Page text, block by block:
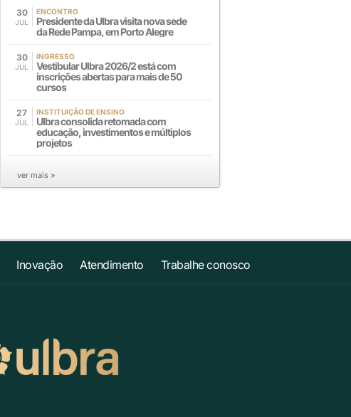
30
JUL
ENCONTRO
Presidente da Ulbra visita nova sede
da Rede Pampa, em Porto Alegre
30
JUL
INGRESSO
Vestibular Ulbra 2026/2 está com
inscrições abertas para mais de 50
cursos
27
JUL
INSTITUIÇÃO DE ENSINO
Ulbra consolida retomada com
educação, investimentos e múltiplos
projetos
ver mais »
Inovação Atendimento Trabalhe conosco